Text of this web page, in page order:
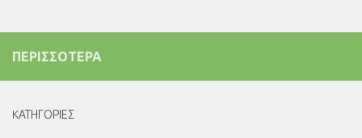
ΠΕΡΙΣΣΟΤΕΡΑ
KΑΤΗΓΟΡΙΕΣ